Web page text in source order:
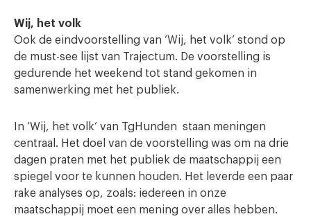
Wij, het volk
Ook de eindvoorstelling van ‘Wij, het volk’ stond op
de must-see lijst van Trajectum. De voorstelling is
gedurende het weekend tot stand gekomen in
samenwerking met het publiek.
In ‘Wij, het volk’ van TgHunden staan meningen
centraal. Het doel van de voorstelling was om na drie
dagen praten met het publiek de maatschappij een
spiegel voor te kunnen houden. Het leverde een paar
rake analyses op, zoals: iedereen in onze
maatschappij moet een mening over alles hebben.